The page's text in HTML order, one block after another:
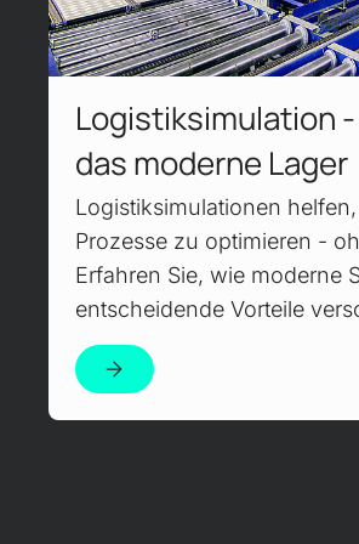
Logistik­simulation
das moderne Lager
Logistiksimulationen
Prozesse zu opti­mieren -
Erfahren Sie, wie moderne
entscheidende Vorteile